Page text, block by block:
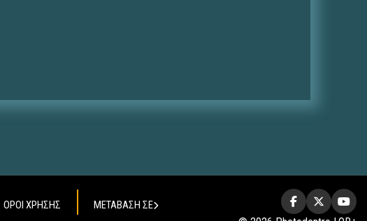
ΟΡΟΙ ΧΡΗΣΗΣ ΜΕΤΑΒΑΣΗ ΣΕ